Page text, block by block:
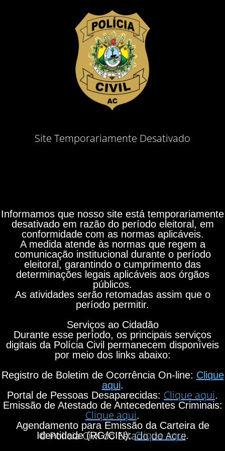
Site Temporariamente Desativado
Informamos que nosso site está temporariamente
desativado em razão do período eleitoral, em
conformidade com as normas aplicáveis.
A medida atende às normas que regem a
comunicação institucional durante o período
eleitoral, garantindo o cumprimento das
determinações legais aplicáveis aos órgãos
públicos.
As atividades serão retomadas assim que o
período permitir.
Serviços ao Cidadão
Durante esse período, os principais serviços
digitais da Polícia Civil permanecem disponíveis
por meio dos links abaixo:
Registro de Boletim de Ocorrência On-line: Clique
aqui.
Portal de Pessoas Desaparecidas: Clique aqui.
Emissão de Atestado de Antecedentes Criminais:
Clique aqui.
Agendamento para Emissão da Carteira de
Identidade (RG/CIN):Clique aqui.
© Polícia Civil do Estado do Acre